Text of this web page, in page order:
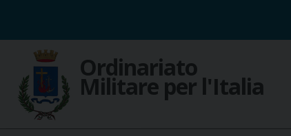
content
Ordinariato
Militare per l'Italia